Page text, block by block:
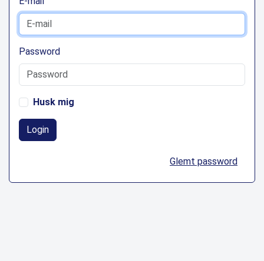
Password
Husk mig
Login
Glemt password